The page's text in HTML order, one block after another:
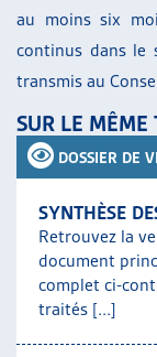
au moins six
continus dans le
transmis au
SUR LE
DOSSIER DE
SYNTHÈSE
Retrouvez la
document
complet ci-
traités [...]